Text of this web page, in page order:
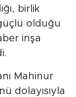
birlik
olduğu
inşa
Mahinur
dolayısıyla